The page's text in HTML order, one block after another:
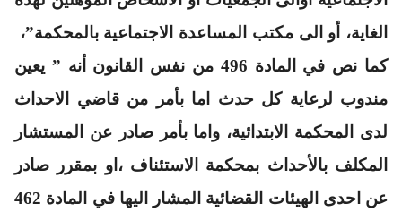
الغاية، أو الى مكتب المساعدة الاجتماعية بالمحكمة”،
كما نص في المادة 496 من نفس القانون أنه ” يعين
مندوب لرعاية كل حدث اما بأمر من قاضي الاحداث
لدى المحكمة الابتدائية، واما بأمر صادر عن المستشار
المكلف بالأحداث بمحكمة الاستئناف ،او بمقرر صادر
عن احدى الهيئات القضائية المشار اليها في المادة 462